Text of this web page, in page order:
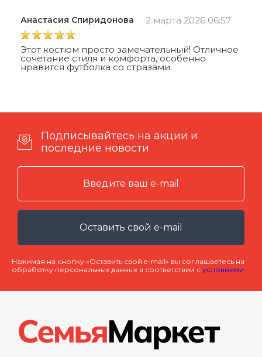
Анастасия Спиридонова 2 марта 2026 06:57
Этот костюм просто замечательный! Отличное
сочетание стиля и комфорта, особенно
нравится футболка со стразами.
Подписывайтесь на акции и
последние новости
Оставить свой e-mail
Нажимая на кнопку «Оставить свой e-mail» вы соглашаетесь на
обработку персональных данных в соответствии с условиями